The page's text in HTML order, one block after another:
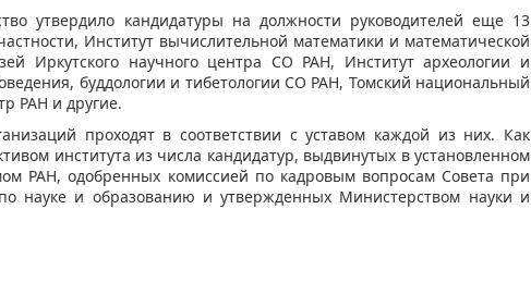
утвердило кандидатуры на должности руководителей еще 13
Институт вычислительной математики и математической
Иркутского научного центра СО РАН, Институт археологии и
буддологии и тибетологии СО РАН, Томский национальный
РАН и другие.
проходят в соответствии с уставом каждой из них. Как
института из числа кандидатур, выдвинутых в установленном
РАН, одобренных комиссией по кадровым вопросам Совета при
науке и образованию и утвержденных Министерством науки и